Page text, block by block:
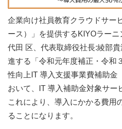
企業向け社員教育クラウドサー
ース）」を提供するKIYOラー
代田 区、代表取締役社長:綾部
進する「令和元年度補正・令和
性向上IT 導入支援事業費補助金
おいて、IT 導入補助金対象サー
これにより、導入にかかる費用
ることになります。